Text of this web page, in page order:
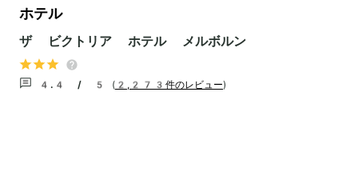
ホテル
ザ ビクトリア ホテル メルボルン
4.4 / 5 ( 2,273件のレビュー)